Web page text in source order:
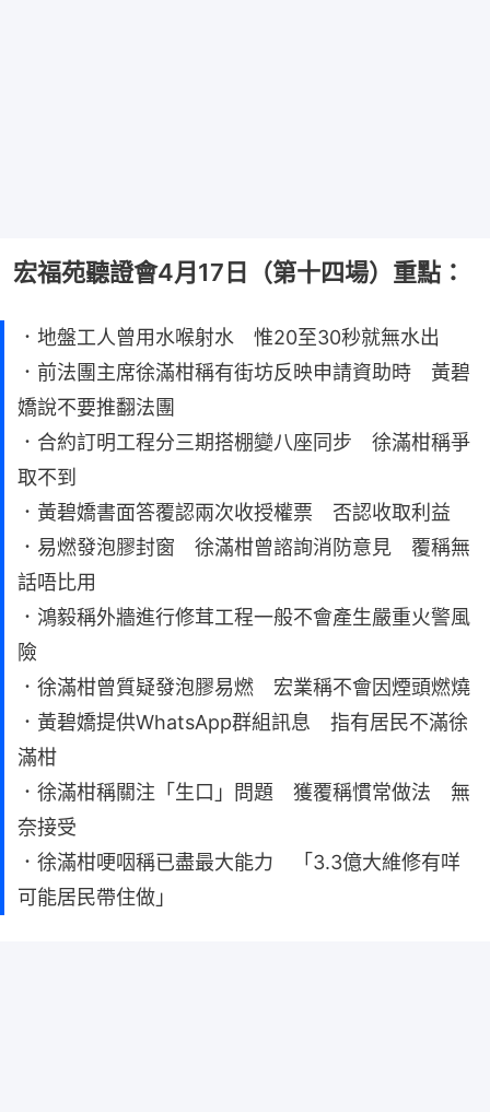
宏福苑聽證會4月17日（第十四場）重點：
．地盤工人曾用水喉射水 惟20至30秒就無水出
．前法團主席徐滿柑稱有街坊反映申請資助時 黃碧
嬌說不要推翻法團
．合約訂明工程分三期搭棚變八座同步 徐滿柑稱爭
取不到
．黃碧嬌書面答覆認兩次收授權票 否認收取利益
．易燃發泡膠封窗 徐滿柑曾諮詢消防意見 覆稱無
話唔比用
．鴻毅稱外牆進行修茸工程一般不會產生嚴重火警風
險
．徐滿柑曾質疑發泡膠易燃 宏業稱不會因煙頭燃燒
．黃碧嬌提供WhatsApp群組訊息 指有居民不滿徐
滿柑
．徐滿柑稱關注「生口」問題 獲覆稱慣常做法 無
奈接受
．徐滿柑哽咽稱已盡最大能力 「3.3億大維修有咩
可能居民帶住做」